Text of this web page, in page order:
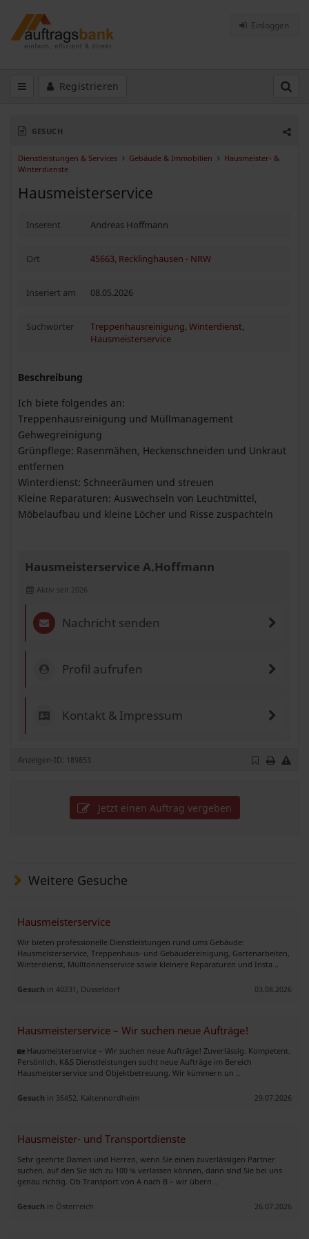
Einloggen
Registrieren
GESUCH
Dienstleistungen & Services Gebäude & Immobilien
Hausmeister- &
Winterdienste
Hausmeisterservice
Inserent Andreas Hoffmann
Ort 45663, Recklinghausen - NRW
Inseriert am 08.05.2026
Suchwörter Treppenhausreinigung, Winterdienst,
Hausmeisterservice
Beschreibung
Ich biete folgendes an:
Treppenhausreinigung und Müllmanagement
Gehwegreinigung
Grünpflege: Rasenmähen, Heckenschneiden und Unkraut
entfernen
Winterdienst: Schneeräumen und streuen
Kleine Reparaturen: Auswechseln von Leuchtmittel,
Möbelaufbau und kleine Löcher und Risse zuspachteln
Hausmeisterservice A.Hoffmann
Aktiv seit 2026
Nachricht senden
Profil aufrufen
Kontakt & Impressum
Anzeigen-ID: 189853
Jetzt einen Auftrag vergeben
Weitere Gesuche
Hausmeisterservice
Wir bieten professionelle Dienstleistungen rund ums Gebäude:
Hausmeisterservice, Treppenhaus- und Gebäudereinigung, Gartenarbeiten,
Winterdienst, Mülltonnenservice sowie kleinere Reparaturen und Insta ..
Gesuch in 40231, Düsseldorf 03.08.2026
Hausmeisterservice – Wir suchen neue Aufträge!
🏡 Hausmeisterservice – Wir suchen neue Aufträge! Zuverlässig. Kompetent.
Persönlich. K&S Dienstleistungen sucht neue Aufträge im Bereich
Hausmeisterservice und Objektbetreuung. Wir kümmern un ..
Gesuch in 36452, Kaltennordheim 29.07.2026
Hausmeister- und Transportdienste
Sehr geehrte Damen und Herren, wenn Sie einen zuverlässigen Partner
suchen, auf den Sie sich zu 100 % verlassen können, dann sind Sie bei uns
genau richtig. Ob Transport von A nach B – wir übern ..
Gesuch in Österreich 26.07.2026